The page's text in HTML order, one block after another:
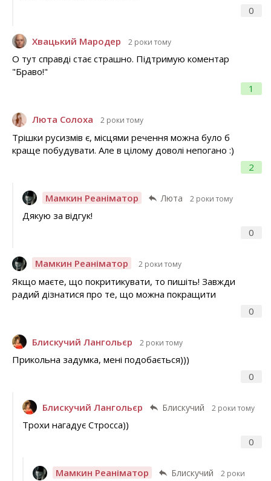
0
Хвацький Мародер 2 роки тому
1
О тут справді стає страшно. Підтримую коментар
"Браво!"
Люта Солоха 2 роки тому
2
Трішки русизмів є, місцями речення можна було б
краще побудувати. Але в цілому доволі непогано :)
Мамкин Реаніматор Люта 2 роки тому
0
Дякую за відгук!
Мамкин Реаніматор 2 роки тому
0
Якщо маєте, що покритикувати, то пишіть! Завжди
радий дізнатися про те, що можна покращити
Блискучий Лангольєр 2 роки тому
0
Прикольна задумка, мені подобається)))
Блискучий Лангольєр Блискучий 2 роки тому
0
Трохи нагадує Стросса))
Мамкин Реаніматор Блискучий
2 роки